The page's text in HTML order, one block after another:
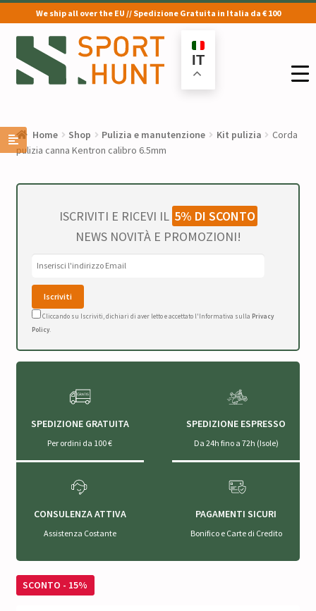
We ship all over the EU // Spedizione Gratuita in Italia da € 100
Vai
alla
navigazione
Vai
al
contenuto
IT
Home Shop Pulizia e manutenzione Kit pulizia
Corda
pulizia canna Kentron calibro 6.5mm
ISCRIVITI E RICEVI IL 5% DI SCONTO
NEWS NOVITÀ E PROMOZIONI!
Cliccando su Iscriviti, dichiari di aver letto e accettato l'Informativa sulla Privacy
Policy.
SPEDIZIONE GRATUITA
Per ordini da 100 €
SPEDIZIONE ESPRESSO
Da 24h fino a 72h (Isole)
CONSULENZA ATTIVA
Assistenza Costante
PAGAMENTI SICURI
Bonifico e Carte di Credito
SCONTO - 15%